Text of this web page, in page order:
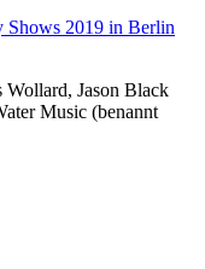
Shows 2019 in Berlin
Wollard, Jason Black
Music (benannt